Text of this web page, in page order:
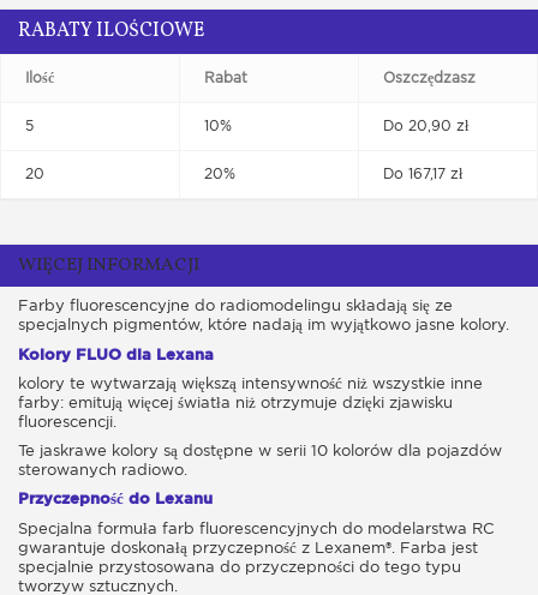
RABATY ILOŚCIOWE
Ilość Rabat Oszczędzasz
5 10% Do 20,90 zł
20 20% Do 167,17 zł
WIĘCEJ INFORMACJI
Farby fluorescencyjne do radiomodelingu składają się ze
specjalnych pigmentów, które nadają im wyjątkowo jasne kolory.
Kolory FLUO dla Lexana
kolory te wytwarzają większą intensywność niż wszystkie inne
farby: emitują więcej światła niż otrzymuje dzięki zjawisku
fluorescencji.
Te jaskrawe kolory są dostępne w serii 10 kolorów dla pojazdów
sterowanych radiowo.
Przyczepność do Lexanu
Specjalna formuła farb fluorescencyjnych do modelarstwa RC
gwarantuje doskonałą przyczepność z Lexanem®. Farba jest
specjalnie przystosowana do przyczepności do tego typu
tworzyw sztucznych.